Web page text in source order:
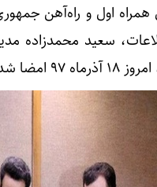
اول و راه‌آهن
سعید محمدزاده
۹۷ امضا شد.